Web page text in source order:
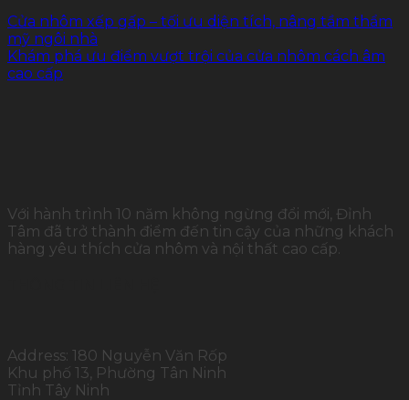
Cửa nhôm xếp gấp – tối ưu diện tích, nâng tầm thẩm
mỹ ngôi nhà
Khám phá ưu điểm vượt trội của cửa nhôm cách âm
cao cấp
Với hành trình 10 năm không ngừng đổi mới, Đỉnh
Tâm đã trở thành điểm đến tin cậy của những khách
hàng yêu thích cửa nhôm và nội thất cao cấp.
Address: 180 Nguyễn Văn Rốp
Khu phố 13, Phường Tân Ninh
Tỉnh Tây Ninh